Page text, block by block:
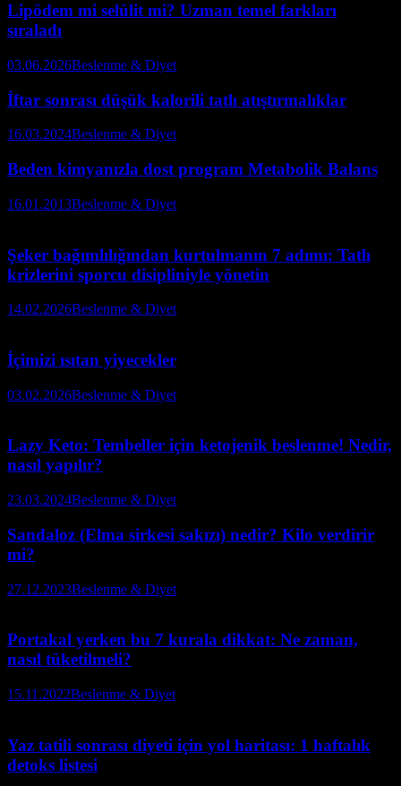
Lipödem mi selülit mi? Uzman temel farkları
sıraladı
03.06.2026Beslenme & Diyet
İftar sonrası düşük kalorili tatlı atıştırmalıklar
16.03.2024Beslenme & Diyet
Beden kimyanızla dost program Metabolik Balans
16.01.2013Beslenme & Diyet
Şeker bağımlılığından kurtulmanın 7 adımı: Tatlı
krizlerini sporcu disipliniyle yönetin
14.02.2026Beslenme & Diyet
İçimizi ısıtan yiyecekler
03.02.2026Beslenme & Diyet
Lazy Keto: Tembeller için ketojenik beslenme! Nedir,
nasıl yapılır?
23.03.2024Beslenme & Diyet
Sandaloz (Elma sirkesi sakızı) nedir? Kilo verdirir
mi?
27.12.2023Beslenme & Diyet
Portakal yerken bu 7 kurala dikkat: Ne zaman,
nasıl tüketilmeli?
15.11.2022Beslenme & Diyet
Yaz tatili sonrası diyeti için yol haritası: 1 haftalık
detoks listesi